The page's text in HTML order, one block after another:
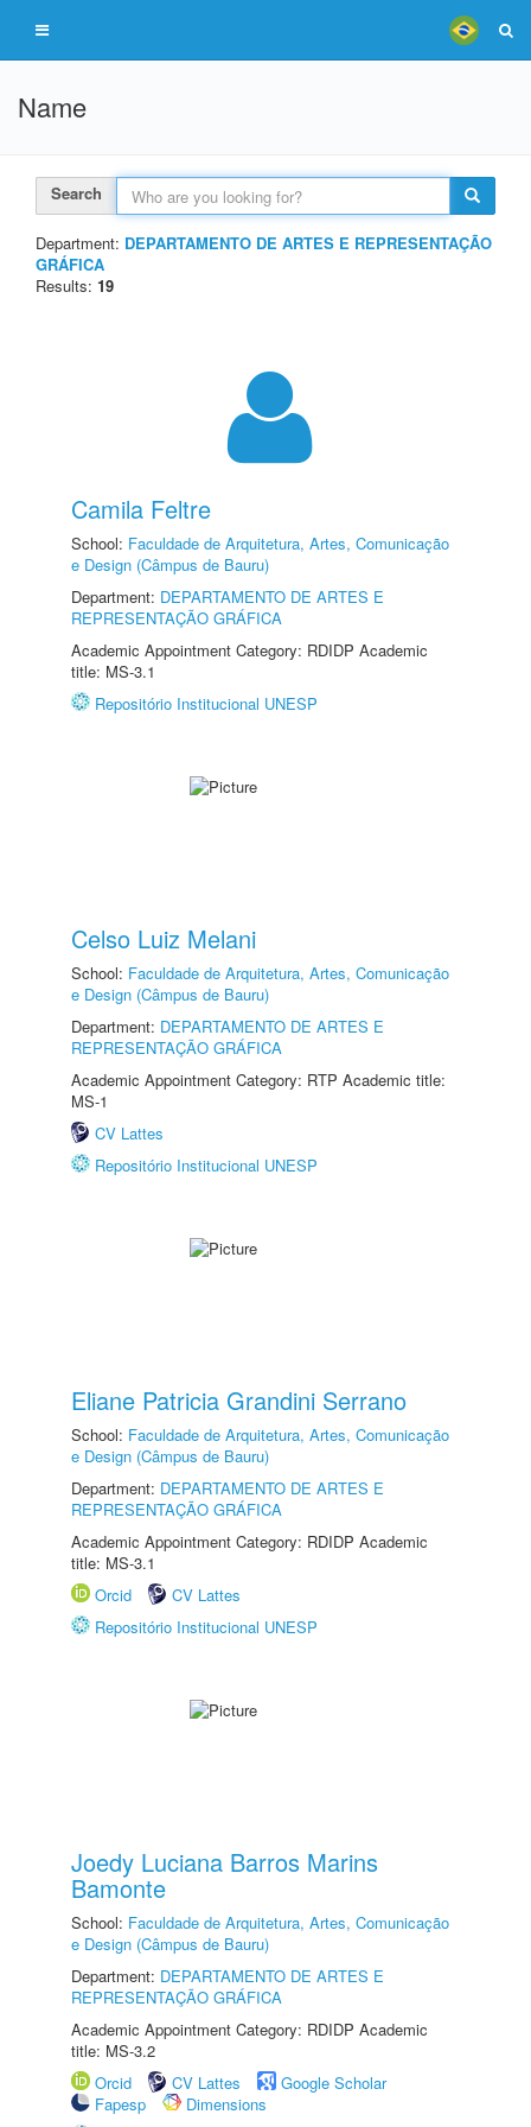
Name
Search
Department: DEPARTAMENTO DE ARTES E REPRESENTAÇÃO
GRÁFICA
Results: 19
Camila Feltre
School: Faculdade de Arquitetura, Artes, Comunicação
e Design (Câmpus de Bauru)
Department: DEPARTAMENTO DE ARTES E
REPRESENTAÇÃO GRÁFICA
Academic Appointment Category: RDIDP Academic
title: MS-3.1
Repositório Institucional UNESP
Celso Luiz Melani
School: Faculdade de Arquitetura, Artes, Comunicação
e Design (Câmpus de Bauru)
Department: DEPARTAMENTO DE ARTES E
REPRESENTAÇÃO GRÁFICA
Academic Appointment Category: RTP Academic title:
MS-1
CV Lattes
Repositório Institucional UNESP
Eliane Patricia Grandini Serrano
School: Faculdade de Arquitetura, Artes, Comunicação
e Design (Câmpus de Bauru)
Department: DEPARTAMENTO DE ARTES E
REPRESENTAÇÃO GRÁFICA
Academic Appointment Category: RDIDP Academic
title: MS-3.1
Orcid
CV Lattes
Repositório Institucional UNESP
Joedy Luciana Barros Marins
Bamonte
School: Faculdade de Arquitetura, Artes, Comunicação
e Design (Câmpus de Bauru)
Department: DEPARTAMENTO DE ARTES E
REPRESENTAÇÃO GRÁFICA
Academic Appointment Category: RDIDP Academic
title: MS-3.2
Orcid
CV Lattes
Google Scholar
Fapesp
Dimensions